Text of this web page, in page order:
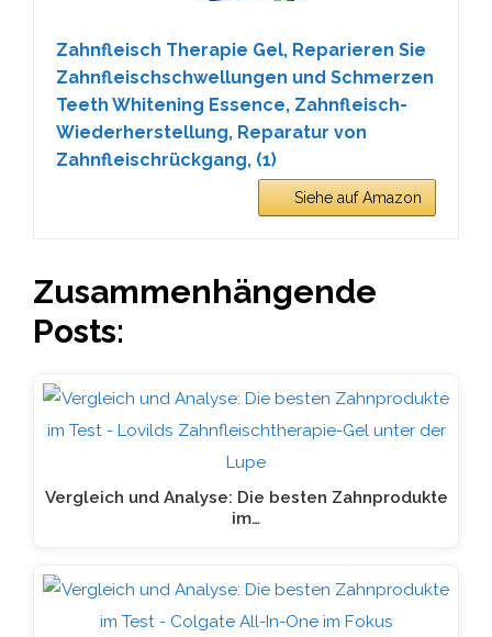
Zahnfleisch Therapie Gel, Reparieren Sie
Zahnfleischschwellungen und Schmerzen
Teeth Whitening Essence, Zahnfleisch-
Wiederherstellung, Reparatur von
Zahnfleischrückgang, (1)
Siehe auf Amazon
Zusammenhängende
Posts:
Vergleich und Analyse: Die besten Zahnprodukte
im…